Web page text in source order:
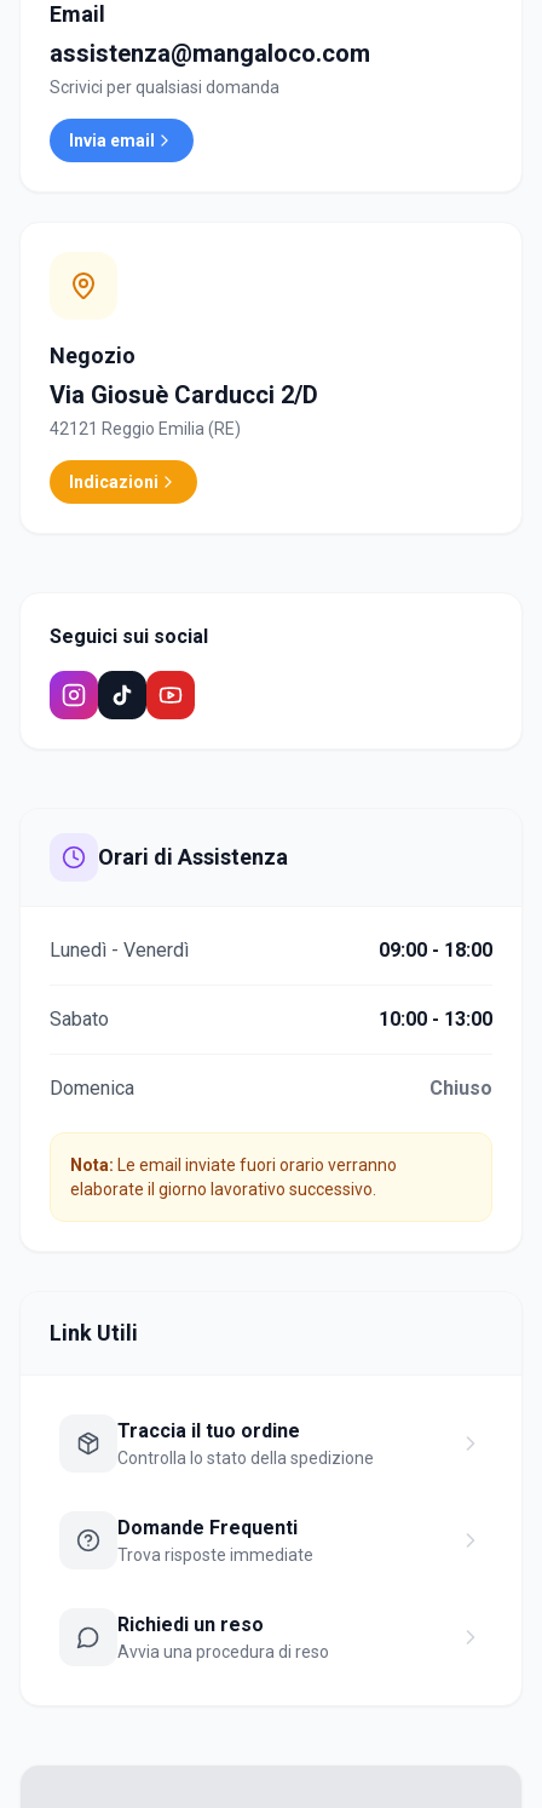
Email
assistenza@mangaloco.com
Scrivici per qualsiasi domanda
Invia email
Negozio
Via Giosuè Carducci 2/D
42121 Reggio Emilia (RE)
Indicazioni
Seguici sui social
Orari di Assistenza
Lunedì - Venerdì 09:00 - 18:00
Sabato 10:00 - 13:00
Domenica Chiuso
Nota: Le email inviate fuori orario verranno
elaborate il giorno lavorativo successivo.
Link Utili
Traccia il tuo ordine
Controlla lo stato della spedizione
Domande Frequenti
Trova risposte immediate
Richiedi un reso
Avvia una procedura di reso